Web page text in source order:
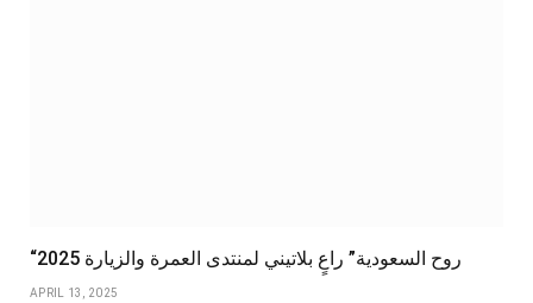
“روح السعودية” راعٍ بلاتيني لمنتدى العمرة والزيارة 2025
APRIL 13, 2025